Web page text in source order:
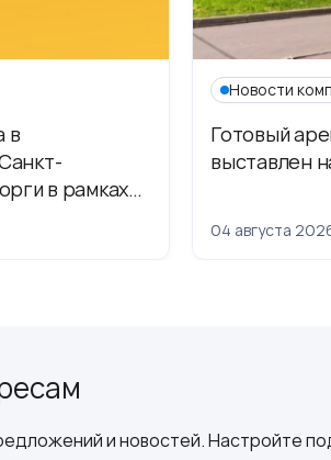
в
в рамках
Новости
Готовый
выставлен
04 августа
и новостей. Настройте